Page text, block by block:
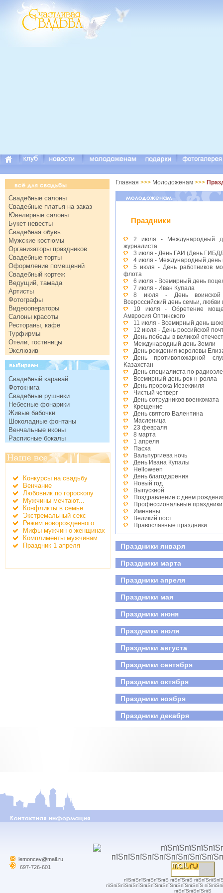
Свадебные салоны
Свадебные платья на заказ
Ювелирные салоны
Букет невесты
Свадебная обувь
Мужские костюмы
Организаторы праздников
Свадебные торты
Оформление помещений
Свадебный кортеж
Ведущий, тамада
Артисты
Фотографы
Видеооператоры
Салоны красоты
Рестораны, кафе
Турфирмы
Отели, гостиницы
Экслюзив
Свадебный каравай
Фотокнига
Свадебные рушники
Небесные фонарики
Живые бабочки
Шоколадные фонтаны
Венчальные иконы
Расписные бокалы
Конкурсы на свадьбу
Венчание
Любовник по гороскопу
Мужчины мечтают...
Конфликты в семье
Экстремальный секс
Режим новорожденного
Мифы мужчин о женщинах
Комплименты мужчинам
Праздник 1 апреля
Главная >>> Молодоженам >>>
Праздники
2 июля - Международный
журналиста
3 июля - День ГАИ (День
4 июля - Международный день
5 июля - День работников
флота
6 июля - Всемирный день
7 июля - Иван Купала
8 июля - День воинской
Всероссийский день семьи, любви
10 июля - Обретение
Амвросия Оптинского
11 июля - Всемирный день
12 июля - День российской
День победы в великой
Международный день Земли
День рождения королевы
День противопожарной
Kазахстан
День специалиста по
Всемирный день рок-н-ролла
День пророка Иезекииля
Чистый четверг
День сотрудников военкомата
Крещение
День святого Валентина
Масленица
23 февраля
8 марта
1 апреля
Пасха
Вальпургиева ночь
День Ивана Купалы
Helloween
День благодарения
Новый год
Выпускной
Поздравление с днем
Профессиональные праздники
Именины
Великий пост
Православные праздники
День студента
День победы
Всероссийский день семьи,
Праздники января
Праздники марта
Праздники апреля
Праздники мая
Праздники июня
Праздники июля
Праздники августа
Праздники сентября
Праздники октября
Праздники ноября
Праздники декабря
lemoncev@mail.ru
697-726-601
пїЅпїЅпїЅпїЅпїЅпїЅ пїЅпїЅпїЅ
пїЅпїЅпїЅпїЅпїЅпїЅпїЅпїЅпїЅпїЅпїЅпїЅпїЅ
пїЅпїЅпїЅпїЅпїЅ